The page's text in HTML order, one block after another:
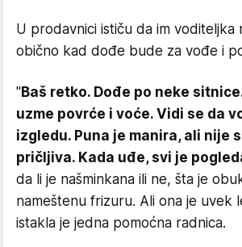
U prodavnici ističu da im voditeljka
obično kad dođe bude za vođe i
"Baš retko. Dođe po neke
uzme povrće i voće. Vidi se da
izgledu. Puna je manira, ali nije
pričljiva. Kada uđe, svi je
da li je našminkana ili ne, šta je
nameštenu frizuru. Ali ona je uvek
istakla je jedna pomoćna radnica.